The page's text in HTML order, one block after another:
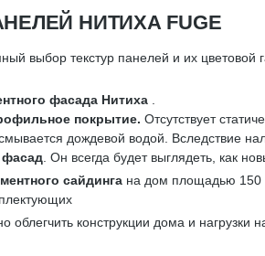
НИТИХА FUGE
выбор текстур панелей и их
фасада Нитиха
покрытие. Отсутствует
дождевой водой. Вследствие
фасад . Он всегда будет выглядеть, как
сайдинга на дом площадью 150
облегчить конструкции дома и